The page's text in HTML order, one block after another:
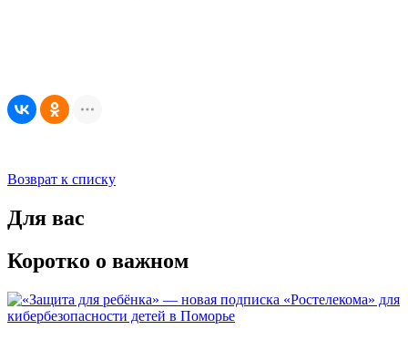
Возврат к списку
Для вас
Коротко о важном